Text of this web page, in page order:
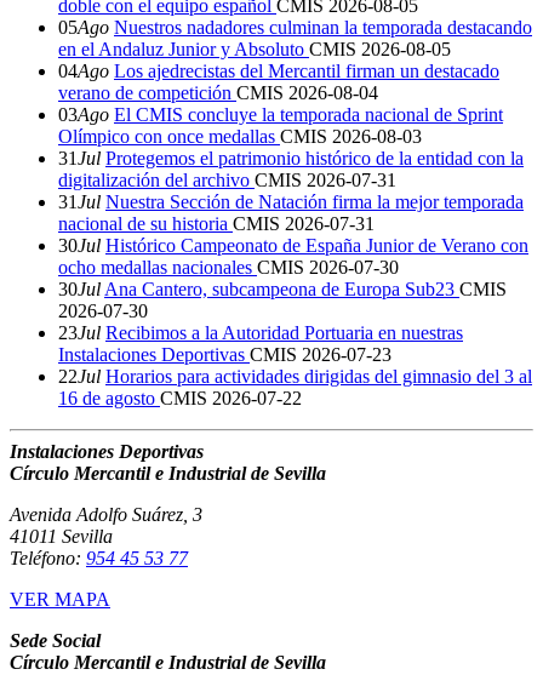
doble con el equipo español CMIS 2026-08-05
05Ago Nuestros nadadores culminan la temporada destacando
en el Andaluz Junior y Absoluto CMIS 2026-08-05
04Ago Los ajedrecistas del Mercantil firman un destacado
verano de competición CMIS 2026-08-04
03Ago El CMIS concluye la temporada nacional de Sprint
Olímpico con once medallas CMIS 2026-08-03
31Jul Protegemos el patrimonio histórico de la entidad con la
digitalización del archivo CMIS 2026-07-31
31Jul Nuestra Sección de Natación firma la mejor temporada
nacional de su historia CMIS 2026-07-31
30Jul Histórico Campeonato de España Junior de Verano con
ocho medallas nacionales CMIS 2026-07-30
30Jul Ana Cantero, subcampeona de Europa Sub23 CMIS
2026-07-30
23Jul Recibimos a la Autoridad Portuaria en nuestras
Instalaciones Deportivas CMIS 2026-07-23
22Jul Horarios para actividades dirigidas del gimnasio del 3 al
16 de agosto CMIS 2026-07-22
Instalaciones Deportivas
Círculo Mercantil e Industrial de Sevilla
Avenida Adolfo Suárez, 3
41011 Sevilla
Teléfono: 954 45 53 77
VER MAPA
Sede Social
Círculo Mercantil e Industrial de Sevilla